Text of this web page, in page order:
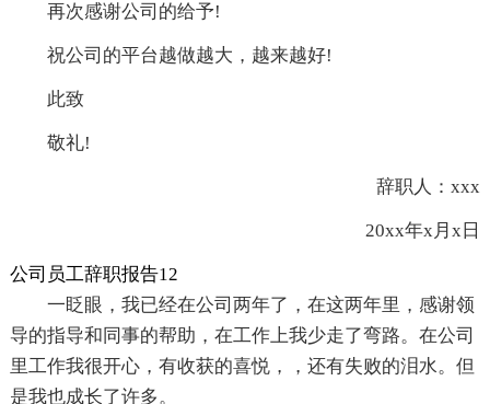
再次感谢公司的给予!
祝公司的平台越做越大，越来越好!
此致
敬礼!
辞职人：xxx
20xx年x月x日
公司员工辞职报告12
一眨眼，我已经在公司两年了，在这两年里，感谢领
导的指导和同事的帮助，在工作上我少走了弯路。在公司
里工作我很开心，有收获的喜悦，，还有失败的泪水。但
是我也成长了许多。